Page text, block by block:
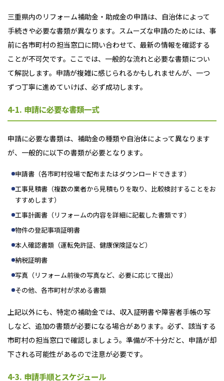
三重県内のリフォーム補助金・助成金の申請は、自治体によって
手続きや必要な書類が異なります。スムーズな申請のためには、事
前に各市町村の担当窓口に問い合わせて、最新の情報を確認する
ことが不可欠です。ここでは、一般的な流れと必要な書類につい
て解説します。申請が複雑に感じられるかもしれませんが、一つ
ずつ丁寧に進めていけば、必ず成功します。
4-1. 申請に必要な書類一式
申請に必要な書類は、補助金の種類や自治体によって異なります
が、一般的に以下の書類が必要となります。
申請書（各市町村役場で配布またはダウンロードできます）
工事見積書（複数の業者から見積もりを取り、比較検討することをお
すすめします）
工事計画書（リフォームの内容を詳細に記載した書類です）
物件の登記事項証明書
本人確認書類（運転免許証、健康保険証など）
納税証明書
写真（リフォーム前後の写真など、必要に応じて提出）
その他、各市町村が求める書類
上記以外にも、特定の補助金では、収入証明書や障害者手帳の写
しなど、追加の書類が必要になる場合があります。必ず、該当する
市町村の担当窓口で確認しましょう。準備が不十分だと、申請が却
下される可能性があるので注意が必要です。
4-3. 申請手順とスケジュール